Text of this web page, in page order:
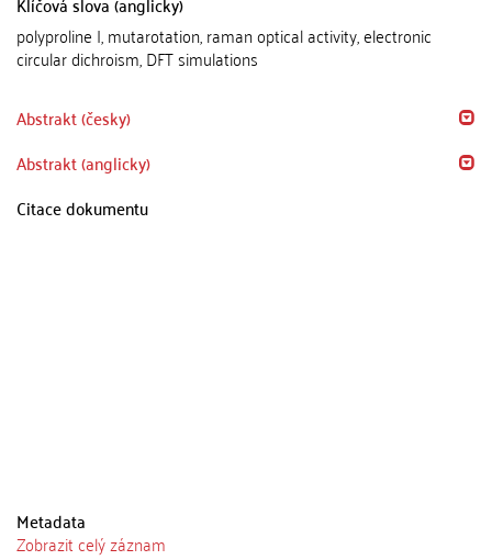
polyproline I, mutarotation, raman optical activity, electronic
circular dichroism, DFT simulations
Abstrakt (česky)
Abstrakt (anglicky)
Citace dokumentu
Metadata
Zobrazit celý záznam